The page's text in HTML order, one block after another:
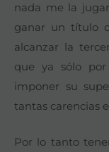
nada me la
ganar un título
alcanzar la
que ya sólo
imponer su
tantas carencias
Por lo tanto